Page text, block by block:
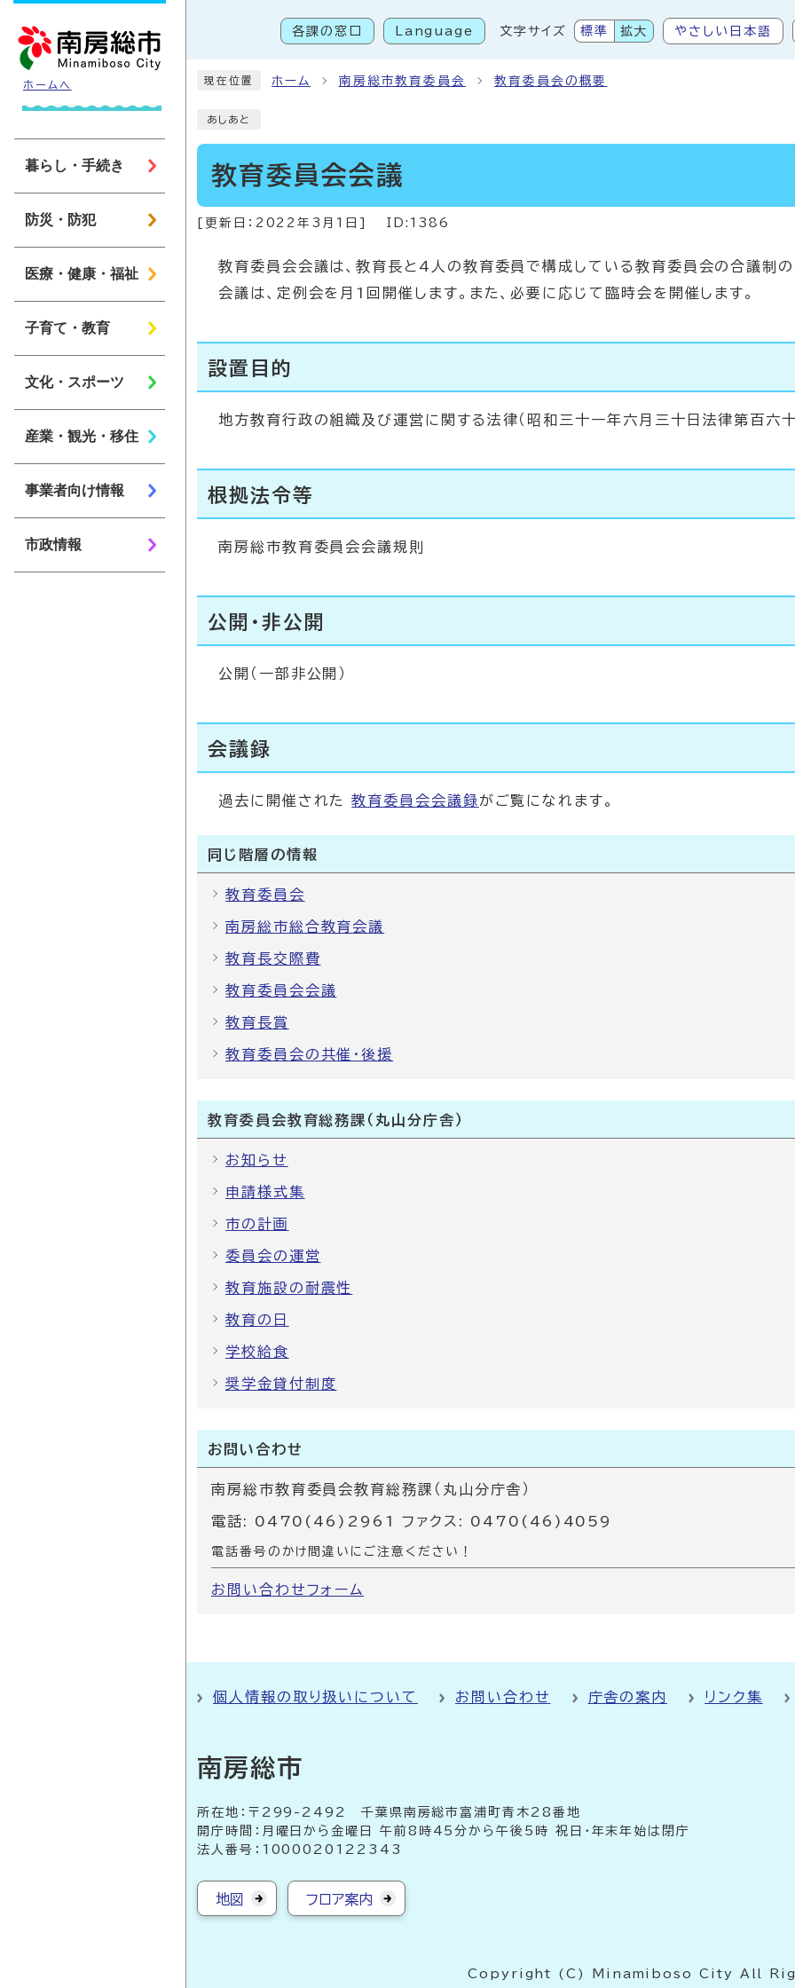
各課の窓口 Language 文字サイズ 標準 拡大 やさしい日本語
ホームへ
暮らし・手続き
防災・防犯
医療・健康・福祉
子育て・教育
文化・スポーツ
産業・観光・移住
事業者向け情報
市政情報
現在位置 ホーム 南房総市教育委員会 教育委員会の概要
あしあと
教育委員会会議
[更新日： 2022年3月1日 ID:1386
教育委員会会議は、教育長と4人の教育委員で構成している教育委員会の合議制
会議は、定例会を月1回開催します。また、必要に応じて臨時会を開催します。
設置目的
地方教育行政の組織及び運営に関する法律（昭和三十一年六月三十日法律第百六十
根拠法令等
南房総市教育委員会会議規則
公開・非公開
公開（一部非公開）
会議録
過去に開催された教育委員会会議録がご覧になれます。
同じ階層の情報
教育委員会
南房総市総合教育会議
教育長交際費
教育委員会会議
教育長賞
教育委員会の共催・後援
教育委員会教育総務課（丸山分庁舎）
お知らせ
申請様式集
市の計画
委員会の運営
教育施設の耐震性
教育の日
学校給食
奨学金貸付制度
お問い合わせ
南房総市教育委員会教育総務課（丸山分庁舎）
電話: 0470(46)2961 ファクス: 0470(46)4059
電話番号のかけ間違いにご注意ください！
お問い合わせフォーム
個人情報の取り扱いについて お問い合わせ 庁舎の案内 リンク集
南房総市
所在地：〒299-2492 千葉県南房総市富浦町青木28番地
開庁時間：月曜日から金曜日 午前8時45分から午後5時 祝日・年末年始は閉庁
法人番号：1000020122343
地図 フロア案内
Copyright (C) Minamiboso City All